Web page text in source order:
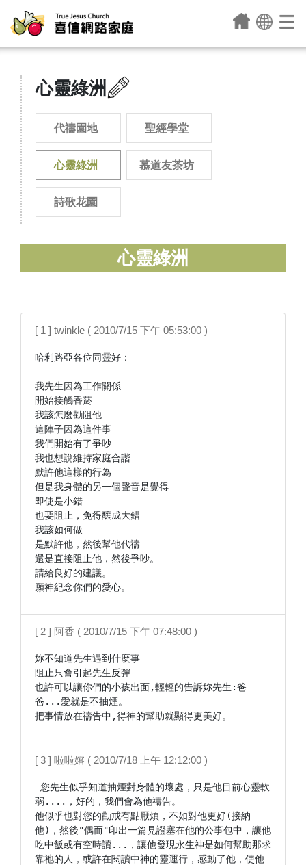
心靈綠洲
代禱園地 聖經學堂
心靈綠洲 慕道友茶坊
詩歌花園
心靈綠洲
[ 1 ] twinkle ( 2010/7/15 下午 05:53:00 )
哈利路亞各位同靈好：
我先生因為工作關係
開始接觸香菸
我該怎麼勸阻他
這陣子因為這件事
我們開始有了爭吵
我也想說維持家庭合諧
默許他這樣的行為
但是我身體的另一個聲音是覺得
即使是小錯
也要阻止，免得釀成大錯
我該如何做
是默許他，然後幫他代禱
還是直接阻止他，然後爭吵。
請給良好的建議。
願神紀念你們的愛心。
[ 2 ] 阿香 ( 2010/7/15 下午 07:48:00 )
妳不知道先生遇到什麼事
阻止只會引起先生反彈
也許可以讓你們的小孩出面,輕輕的告訴妳先生:爸
爸...愛就是不抽煙。
把事情放在禱告中,得神的幫助就顯得更美好。
[ 3 ] 啦啦嬸 ( 2010/7/18 上午 12:12:00 )
弱....，好的，我們會為他禱告。
他似乎也對您的勸戒有點厭煩，不如對他更好(接納
他)，然後"偶而"印出一篇見證塞在他的公事包中，讓他
吃中飯或有空時讀...，讓他發現永生神是如何幫助那求
靠祂的人，或許在閱讀中神的靈運行，感動了他，使他